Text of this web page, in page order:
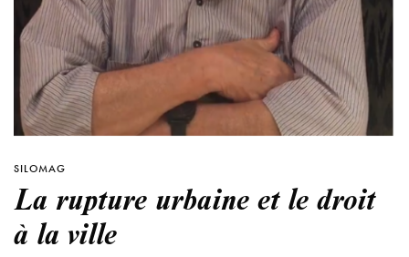
SILOMAG
La rupture urbaine et le droit
à la ville